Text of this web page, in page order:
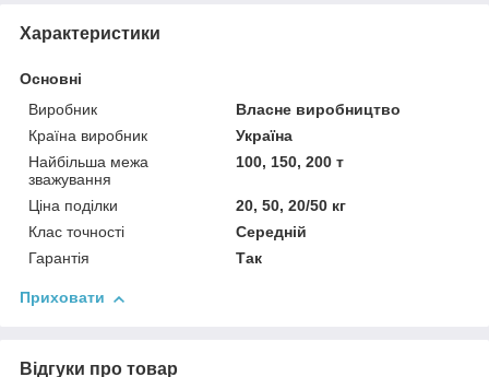
Характеристики
Основні
Виробник
Власне виробництво
Країна виробник
Україна
Найбільша межа
зважування
100, 150, 200 т
Ціна поділки
20, 50, 20/50 кг
Клас точності
Середній
Гарантія
Так
Приховати
Відгуки про товар